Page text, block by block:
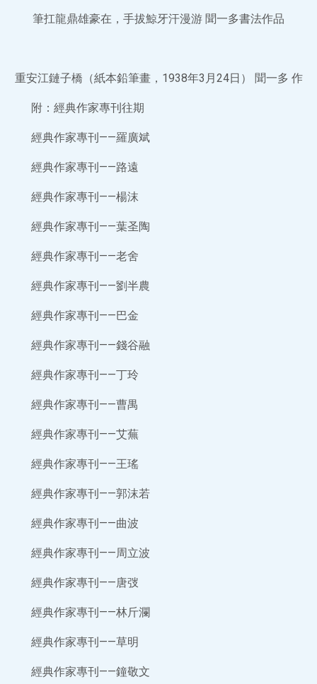
筆扛龍鼎雄豪在，手拔鯨牙汗漫游 聞一多書法作品
重安江鏈子橋（紙本鉛筆畫，1938年3月24日） 聞一多 作
附：經典作家專刊往期
經典作家專刊——羅廣斌
經典作家專刊——路遠
經典作家專刊——楊沫
經典作家專刊——葉圣陶
經典作家專刊——老舍
經典作家專刊——劉半農
經典作家專刊——巴金
經典作家專刊——錢谷融
經典作家專刊——丁玲
經典作家專刊——曹禺
經典作家專刊——艾蕪
經典作家專刊——王瑤
經典作家專刊——郭沫若
經典作家專刊——曲波
經典作家專刊——周立波
經典作家專刊——唐弢
經典作家專刊——林斤瀾
經典作家專刊——草明
經典作家專刊——鐘敬文